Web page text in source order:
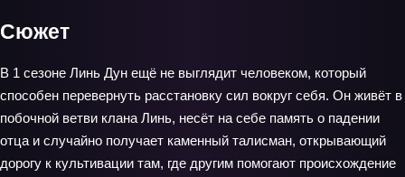
Сюжет
В 1 сезоне Линь Дун ещё не выглядит человеком, который
способен перевернуть расстановку сил вокруг себя. Он живёт в
побочной ветви клана Линь, несёт на себе память о падении
отца и случайно получает каменный талисман, открывающий
дорогу к культивации там, где другим помогают происхождение